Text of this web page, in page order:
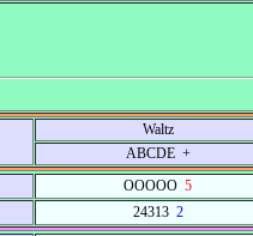
Waltz
ABCDE +
OOOOO 5
243132